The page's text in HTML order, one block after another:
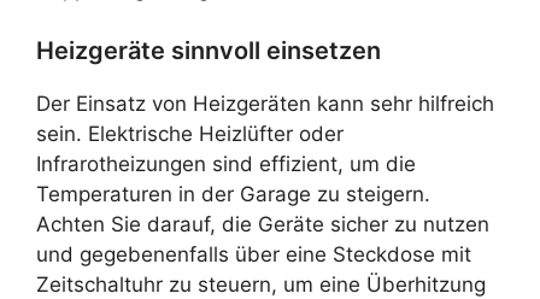
Heizgeräte sinnvoll einsetzen
Der Einsatz von Heizgeräten kann sehr hilfreich
sein. Elektrische Heizlüfter oder
Infrarotheizungen sind effizient, um die
Temperaturen in der Garage zu steigern.
Achten Sie darauf, die Geräte sicher zu nutzen
und gegebenenfalls über eine Steckdose mit
Zeitschaltuhr zu steuern, um eine Überhitzung